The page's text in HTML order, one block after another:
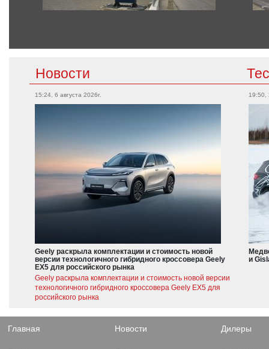
Новости
15:24, 6 августа 2026г.
Geely раскрыла комплектации и стоимость новой
версии технологичного гибридного кроссовера Geely
EX5 для российского рынка
Geely раскрыла комплектации и стоимость новой версии
технологичного гибридного кроссовера Geely EX5 для
российского рынка
19:50,
и
Главная Новости Дилеры